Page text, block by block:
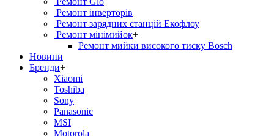
Ремонт інверторів
Ремонт зарядних станцій Екофлоу
Ремонт мiнiмийок+
Ремонт мийки високого тиску Bosch
Новини
Бренди+
Xiaomi
Toshiba
Sony
Panasonic
MSI
Motorola